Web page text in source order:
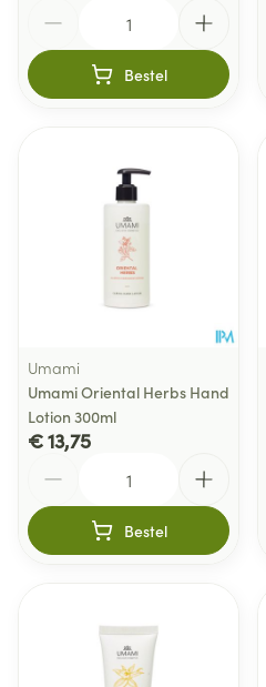
Bestel
Umami
Umami Oriental Herbs Hand
Lotion 300ml
€ 13,75
Bestel